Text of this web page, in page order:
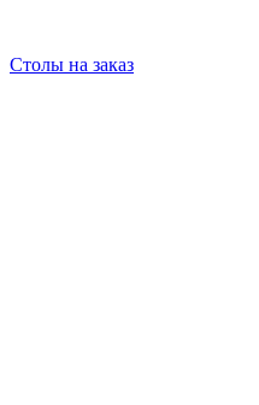
Столы на заказ